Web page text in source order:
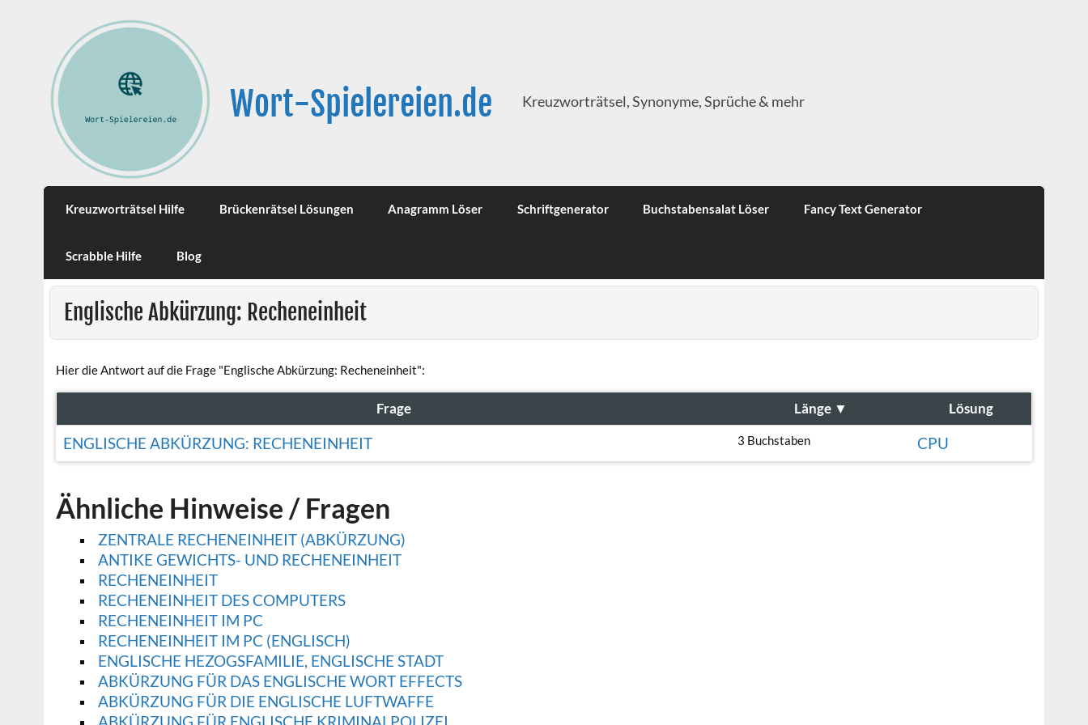
Wort-Spielereien.de Kreuzworträtsel, Synonyme, Sprüche & mehr
Kreuzworträtsel Hilfe Brückenrätsel Lösungen Anagramm Löser Schriftgenerator Buchstabensalat Löser Fancy Text Generator
Scrabble Hilfe Blog
Englische Abkürzung: Recheneinheit
Hier die Antwort auf die Frage "Englische Abkürzung: Recheneinheit":
Frage Länge ▼ Lösung
ENGLISCHE ABKÜRZUNG: RECHENEINHEIT 3 Buchstaben CPU
Ähnliche Hinweise / Fragen
ZENTRALE RECHENEINHEIT (ABKÜRZUNG)
ANTIKE GEWICHTS- UND RECHENEINHEIT
RECHENEINHEIT
RECHENEINHEIT DES COMPUTERS
RECHENEINHEIT IM PC
RECHENEINHEIT IM PC (ENGLISCH)
ENGLISCHE HEZOGSFAMILIE, ENGLISCHE STADT
ABKÜRZUNG FÜR DAS ENGLISCHE WORT EFFECTS
ABKÜRZUNG FÜR DIE ENGLISCHE LUFTWAFFE